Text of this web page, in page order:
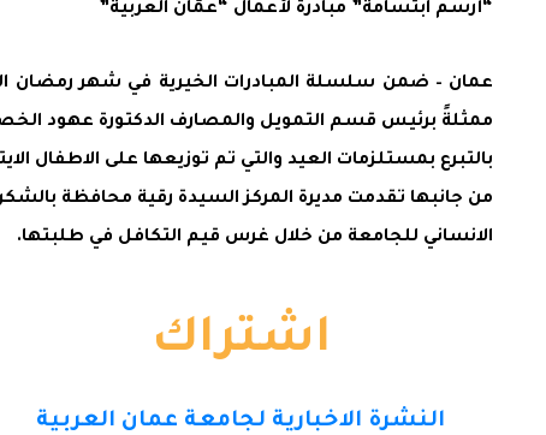
“أرسم ابتسامة” مبادرة لأعمال “عمّان العربية”
عمان – ضمن سلسلة المبادرات الخيرية في شهر رمضان
ممثلةً برئيس قسم التمويل والمصارف الدكتورة عهود
بالتبرع بمستلزمات العيد والتي تم توزيعها على الاطفال
من جانبها تقدمت مديرة المركز السيدة رقية محافظة
الانساني للجامعة من خلال غرس قيم التكافل في طلبتها.
اشتراك
النشرة الاخبارية لجامعة عمان العربية